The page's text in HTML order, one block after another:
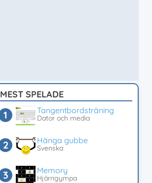
MEST SPELADE
Tangentbordsträning
Dator och media
Hänga gubbe
Svenska
Memory
Hjärngympa